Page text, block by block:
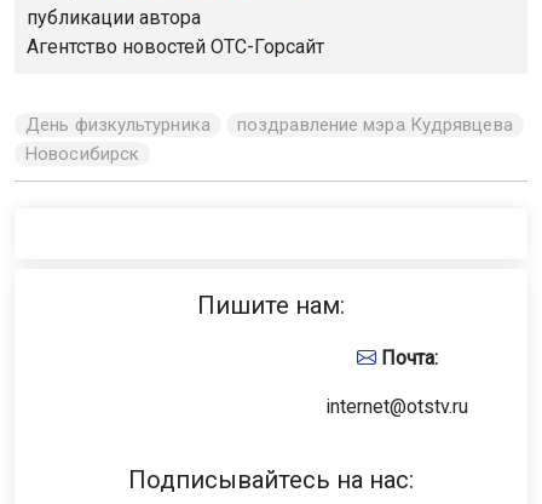
публикации автора
Агентство новостей ОТС-Горсайт
День физкультурника
поздравление мэра Кудрявцева
Новосибирск
Пишите нам:
Почта:
internet@otstv.ru
Подписывайтесь на нас: